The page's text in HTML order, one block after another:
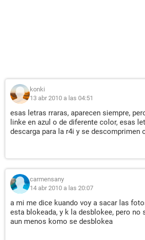
konki
13 abr 2010 a las 04:51
esas letras rraras, aparecen siempre,
linke en azul o de diferente color, esas
descarga para la r4i y se descomprimen
carmensany
14 abr 2010 a las 20:07
a mi me dice kuando voy a sacar las
esta blokeada, y k la desblokee, pero no
aun menos komo se desblokea